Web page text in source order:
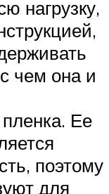
нагрузку,
чем она и
Ее
поэтому
для